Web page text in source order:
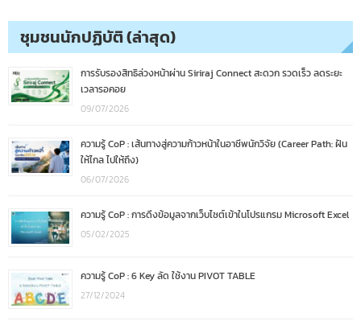
ชุมชนนักปฏิบัติ (ล่าสุด)
การรับรองสิทธิล่วงหน้าผ่าน Siriraj Connect สะดวก รวดเร็ว ลดระยะ
เวลารอคอย
09/07/2026
ความรู้ CoP : เส้นทางสู่ความก้าวหน้าในอาชีพนักวิจัย (Career Path: ฝัน
ให้ไกล ไปให้ถึง)
06/07/2026
ความรู้ CoP : การดึงข้อมูลจากเว็บไซต์เข้าในโปรแกรม Microsoft Excel
05/02/2025
ความรู้ CoP : 6 Key ลัด ใช้งาน PIVOT TABLE
27/12/2024